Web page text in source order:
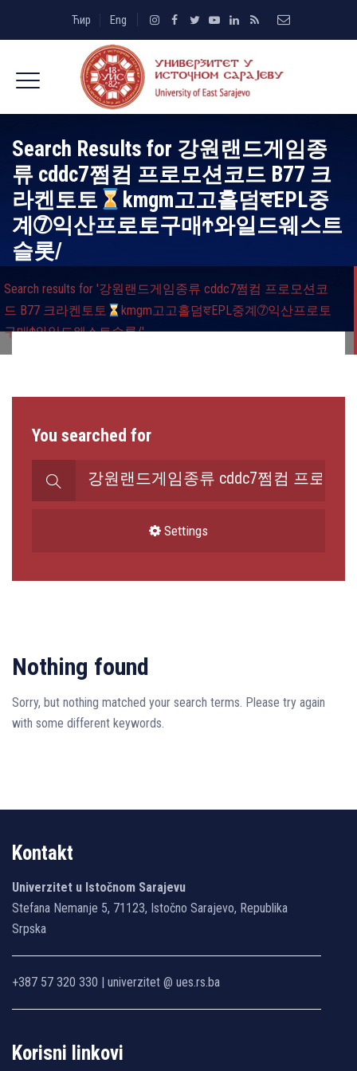
Ћир Eng
Search Results for 강원랜드게임종
류 cddc7쩜컴 프로모션코드 B77 크
라켄토토
kmgm고고홀덤ਞEPL중
계➆익산프로토구매Ϯ와일드웨스트
슬롯/
Search results for '강원랜드게임종류 cddc7쩜컴 프로모션코
드 B77 크라켄토토
kmgm고고홀덤ਞEPL중계➆익산프로토
구매Ϯ와일드웨스트슬롯/'
You searched for
Settings
Nothing found
Sorry, but nothing matched your search terms. Please try again
with some different keywords.
Kontakt
Univerzitet u Istočnom Sarajevu
Stefana Nemanje 5, 71123, Istočno Sarajevo, Republika
Srpska
+387 57 320 330 | univerzitet @ ues.rs.ba
Korisni linkovi